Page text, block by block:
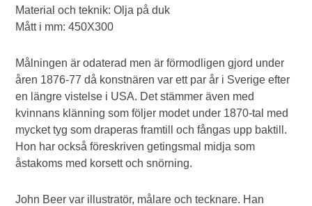
Material och teknik: Olja på duk
Mått i mm: 450X300
Målningen är odaterad men är förmodligen gjord under
åren 1876-77 då konstnären var ett par år i Sverige efter
en längre vistelse i USA. Det stämmer även med
kvinnans klänning som följer modet under 1870-tal med
mycket tyg som draperas framtill och fångas upp baktill.
Hon har också föreskriven getingsmal midja som
åstakoms med korsett och snörning.
John Beer var illustratör, målare och tecknare. Han